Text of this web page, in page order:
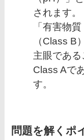
されます
「有害物
（Class B
主眼であ
Class Aで
す。
問題を解くポ